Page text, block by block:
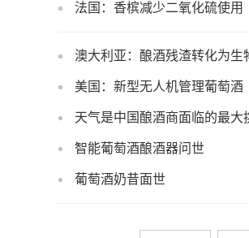
法国：香槟减少二氧化硫使用
澳大利亚：酿酒残渣转化为生
美国：新型无人机管理葡萄酒
天气是中国酿酒商面临的最大
智能葡萄酒酿酒器问世
葡萄酒奶昔面世